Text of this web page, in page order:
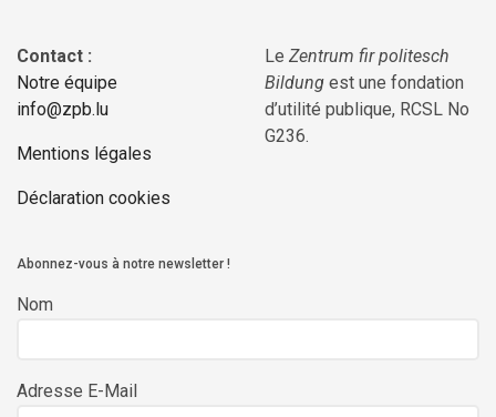
Contact :
Notre équipe
info@zpb.lu
Mentions légales
Déclaration cookies
Le Zentrum fir politesch
Bildung est une fondation
d’utilité publique, RCSL No
G236.
Abonnez-vous à notre newsletter !
Nom
Adresse E-Mail